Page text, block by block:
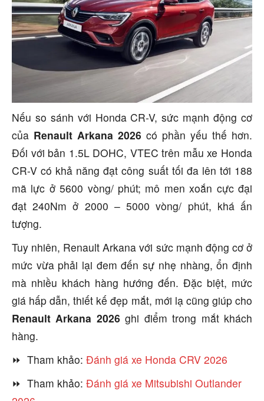
Nếu so sánh với Honda CR-V, sức mạnh động cơ
của Renault Arkana 2026 có phần yếu thế hơn.
Đối với bản 1.5L DOHC, VTEC trên mẫu xe Honda
CR-V có khả năng đạt công suất tối đa lên tới 188
mã lực ở 5600 vòng/ phút; mô men xoắn cực đại
đạt 240Nm ở 2000 – 5000 vòng/ phút, khá ấn
tượng.
Tuy nhiên, Renault Arkana với sức mạnh động cơ ở
mức vừa phải lại đem đến sự nhẹ nhàng, ổn định
mà nhiều khách hàng hướng đến. Đặc biệt, mức
giá hấp dẫn, thiết kế đẹp mắt, mới lạ cũng giúp cho
Renault Arkana 2026 ghi điểm trong mắt khách
hàng.
⏩ Tham khảo: Đánh giá xe Honda CRV 2026
⏩ Tham khảo: Đánh giá xe Mitsubishi Outlander